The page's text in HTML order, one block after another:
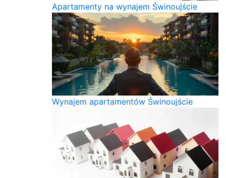
Apartamenty na wynajem Świnoujście
Wynajem apartamentów Świnoujście